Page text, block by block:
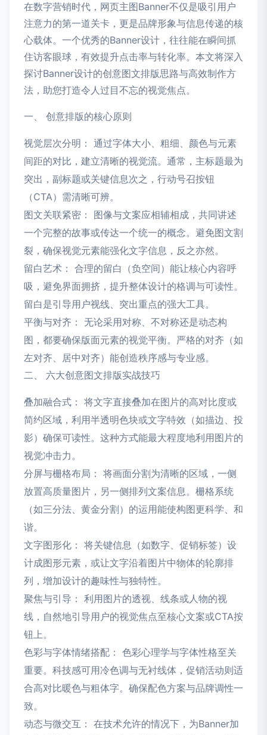
在数字营销时代，网页主图Banner不仅是吸引用户
注意力的第一道关卡，更是品牌形象与信息传递的核
心载体。一个优秀的Banner设计，往往能在瞬间抓
住访客眼球，有效提升点击率与转化率。本文将深入
探讨Banner设计的创意图文排版思路与高效制作方
法，助您打造令人过目不忘的视觉焦点。
一、 创意排版的核心原则
视觉层次分明： 通过字体大小、粗细、颜色与元素
间距的对比，建立清晰的视觉流。通常，主标题最为
突出，副标题或关键信息次之，行动号召按钮
（CTA）需清晰可辨。
图文关联紧密： 图像与文案应相辅相成，共同讲述
一个完整的故事或传达一个统一的概念。避免图文割
裂，确保视觉元素能强化文字信息，反之亦然。
留白艺术： 合理的留白（负空间）能让核心内容呼
吸，避免界面拥挤，提升整体设计的格调与可读性。
留白是引导用户视线、突出重点的强大工具。
平衡与对齐： 无论采用对称、不对称还是动态构
图，都要确保版面元素的视觉平衡。严格的对齐（如
左对齐、居中对齐）能创造秩序感与专业感。
二、 六大创意图文排版实战技巧
叠加融合式： 将文字直接叠加在图片的高对比度或
简约区域，利用半透明色块或文字特效（如描边、投
影）确保可读性。这种方式能最大程度地利用图片的
视觉冲击力。
分屏与栅格布局： 将画面分割为清晰的区域，一侧
放置高质量图片，另一侧排列文案信息。栅格系统
（如三分法、黄金分割）的运用能使构图更科学、和
谐。
文字图形化： 将关键信息（如数字、促销标签）设
计成图形元素，或让文字沿着图片中物体的轮廓排
列，增加设计的趣味性与独特性。
聚焦与引导： 利用图片的透视、线条或人物的视
线，自然地引导用户的视觉焦点至核心文案或CTA按
钮上。
色彩与字体情绪搭配： 色彩心理学与字体性格至关
重要。科技感可用冷色调与无衬线体，促销活动则适
合高对比暖色与粗体字。确保配色方案与品牌调性一
致。
动态与微交互： 在技术允许的情况下，为Banner加